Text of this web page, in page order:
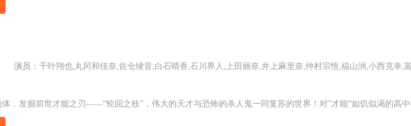
演员： 千叶翔也,丸冈和佳奈,佐仓绫音,白石晴香,石川界人,上田丽奈,井上麻里奈,仲村宗悟,福山润,小西克幸,富田美忧,村濑步,水中雅章,浪川大辅,樱井孝宏,阪口周平,细谷佳正,花江夏树,飞田